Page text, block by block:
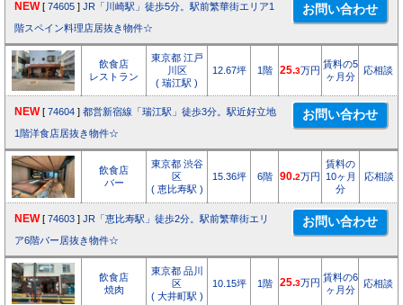
NEW [ 74605 ] JR「川崎駅」徒歩5分。駅前繁華街エリア1
階スペイン料理店居抜き物件☆
飲食店
レストラン
東京都 江戸
川区
( 瑞江駅 )
12.67坪 1階 25.3万円
賃料の5
ヶ月分
応相談
NEW [ 74604 ] 都営新宿線「瑞江駅」徒歩3分。駅近好立地
1階洋食店居抜き物件☆
飲食店
バー
東京都 渋谷
区
( 恵比寿駅 )
15.36坪 6階 90.2万円
賃料の
10ヶ月
分
応相談
NEW [ 74603 ] JR「恵比寿駅」徒歩2分。駅前繁華街エリ
ア6階バー居抜き物件☆
飲食店
焼肉
東京都 品川
区
( 大井町駅 )
10.15坪 1階 25.3万円 賃料の6
ヶ月分
応相談